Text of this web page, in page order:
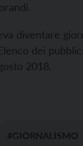
diventare
dei
2018.
#GIORNALISMO